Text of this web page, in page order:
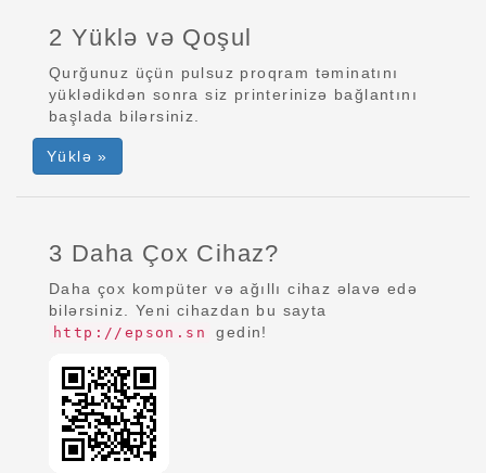
2 Yüklə və Qoşul
Qurğunuz üçün pulsuz proqram təminatını
yüklədikdən sonra siz printerinizə bağlantını
başlada bilərsiniz.
Yüklə »
3 Daha Çox Cihaz?
Daha çox kompüter və ağıllı cihaz əlavə edə
bilərsiniz. Yeni cihazdan bu sayta
http://epson.sn gedin!